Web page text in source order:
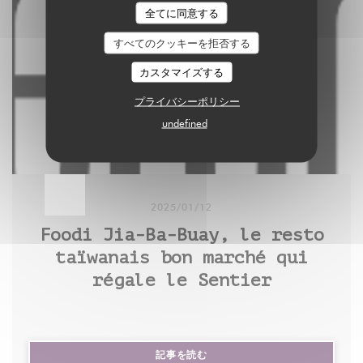
全てに同意する
すべてのクッキーを拒否する
カスタマイズする
プライバシーポリシー
undefined
une panna cotta thé noir au litchi (8€), surmontée
de perles de tapioca taïwanais, très peu sucrée et
d'une délicatesse infinie. Un must-taste !
plats emblématiques de la cuisine taïwanaise.
Encore assez méconnue en France, celle-ci se
caractérise par l’influence des nombreux peuples
qui ont convoité l’île à travers l’histoire : les
Néerlandais, les Chinois, les Japonais, les Hakkas
(Chinois hans originaires du sud de la Chine) ou
encore les Aborigènes de Taïwan (communauté
issue de tribus d’origine austronésienne).
dans Easy Taïwan, un ouvrage pratique composé de
43 recettes, toutes faciles à réaliser, récemment
paru chez Mango Editions. Parmi les plats phares
le poulet aux « trois tasses » (parfumé au
avant d’animer une série d’ateliers de cuisine, très
courus, consacrés à la richesse gastronomique de
cette grande île de 24 millions d’habitants plantée à
180 kilomètres à l’est des côtes chinoises.
Vous pouvez partager un article en cliquant sur les
La reproduction totale ou partielle d’un article, sans
Pour plus d’informations, consultez nos conditions
générales de vente.
Pour toute demande d’autorisation, contactez
articles par mois à l’un de vos proches grâce à la
2025/01/12
Foodi Jia-Ba-Buay, le resto
taïwanais bon marché qui
régale le Sentier
記事を読む